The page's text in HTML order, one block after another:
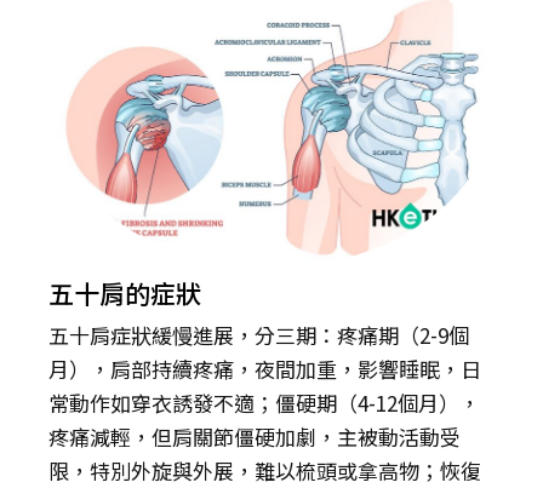
五十肩的症狀
五十肩症狀緩慢進展，分三期：疼痛期（2-9個
月），肩部持續疼痛，夜間加重，影響睡眠，日
常動作如穿衣誘發不適；僵硬期（4-12個月），
疼痛減輕，但肩關節僵硬加劇，主被動活動受
限，特別外旋與外展，難以梳頭或拿高物；恢復